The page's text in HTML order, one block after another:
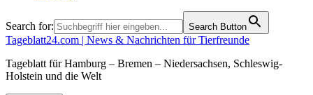
Search for: Search Button
Tageblatt24.com | News & Nachrichten für Tierfreunde
Tageblatt für Hamburg – Bremen – Niedersachsen, Schleswig-
Holstein und die Welt